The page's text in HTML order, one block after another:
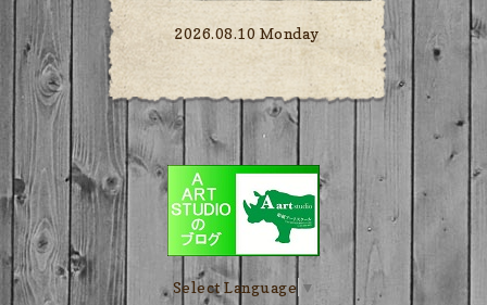
2026.08.10 Monday
Select Language ▼